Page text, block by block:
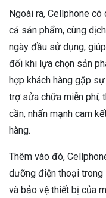
Ngoài ra, Cellphone
cả sản phẩm, cùng
ngày đầu sử dụng,
đối khi lựa chọn sản
hợp khách hàng gặp
trợ sửa chữa miễn phí,
cần, nhấn mạnh cam
hàng.
Thêm vào đó,
dưỡng điện thoại trong
và bảo vệ thiết bị của